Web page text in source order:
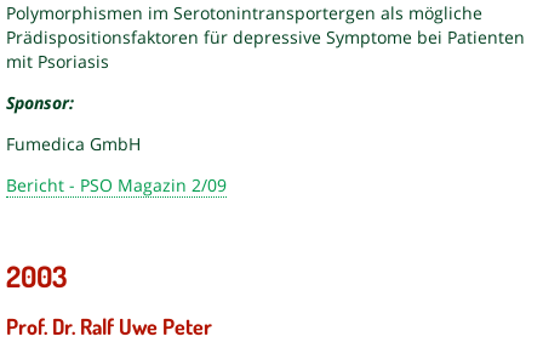
Polymorphismen im Serotonintransportergen als mögliche
Prädispositionsfaktoren für depressive Symptome bei Patienten
mit Psoriasis
Sponsor:
Fumedica GmbH
Bericht - PSO Magazin 2/09
2003
Prof. Dr. Ralf Uwe Peter